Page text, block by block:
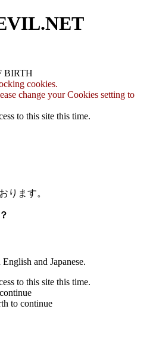
BIRTH
cookies.
change your Cookies setting to
to this site this time.
ります。
and Japanese.
to this site this time.
to continue